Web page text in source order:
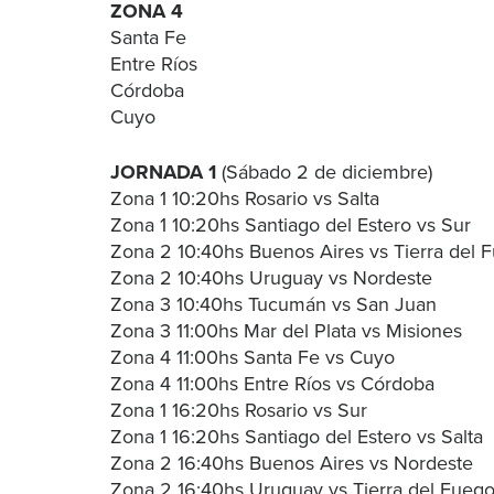
ZONA 4
Santa Fe
Entre Ríos
Córdoba
Cuyo
JORNADA 1 (Sábado 2 de diciembre)
Zona 1 10:20hs Rosario vs Salta
Zona 1 10:20hs Santiago del Estero vs Sur
Zona 2 10:40hs Buenos Aires vs Tierra del
Zona 2 10:40hs Uruguay vs Nordeste
Zona 3 10:40hs Tucumán vs San Juan
Zona 3 11:00hs Mar del Plata vs Misiones
Zona 4 11:00hs Santa Fe vs Cuyo
Zona 4 11:00hs Entre Ríos vs Córdoba
Zona 1 16:20hs Rosario vs Sur
Zona 1 16:20hs Santiago del Estero vs Salta
Zona 2 16:40hs Buenos Aires vs Nordeste